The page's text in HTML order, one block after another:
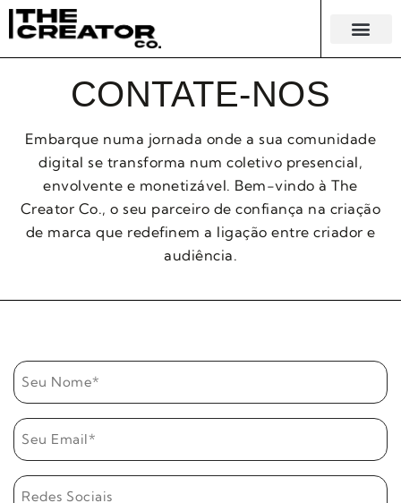
CONTATE-NOS
Embarque numa jornada onde a sua comunidade
digital se transforma num coletivo presencial,
envolvente e monetizável. Bem-vindo à The
Creator Co., o seu parceiro de confiança na criação
de marca que redefinem a ligação entre criador e
audiência.